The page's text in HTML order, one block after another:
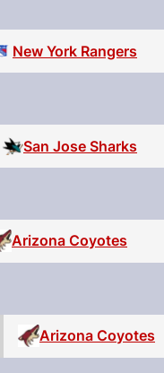
New York Rangers
San Jose Sharks
Arizona Coyotes
Arizona Coyotes